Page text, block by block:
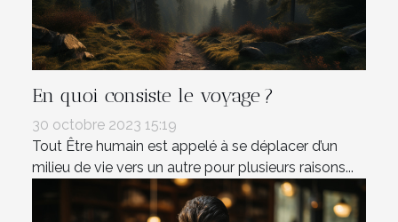
En quoi consiste le voyage ?
30 octobre 2023 15:19
Tout Être humain est appelé à se déplacer d’un
milieu de vie vers un autre pour plusieurs raisons...